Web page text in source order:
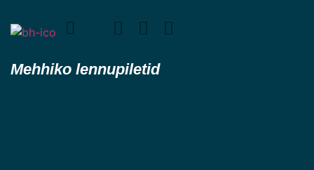
Mehhiko lennupiletid